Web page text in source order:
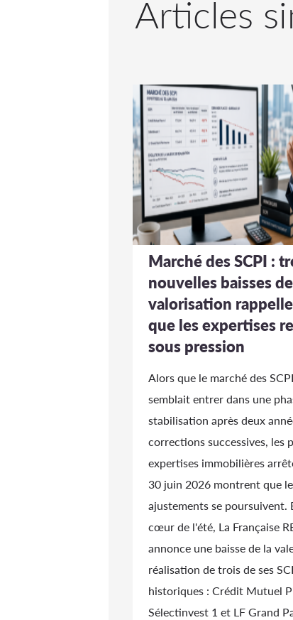
Articles
Marché des SCPI :
nouvelles baisses de
valorisation
que les expertises
sous pression
Alors que le marché des SCPI
semblait entrer dans une
stabilisation après deux
corrections successives, les
expertises immobilières
30 juin 2026 montrent que
ajustements se poursuivent.
cœur de l'été, La Française
annonce une baisse de la
réalisation de trois de ses
historiques : Crédit Mutuel
Sélectinvest 1 et LF Grand